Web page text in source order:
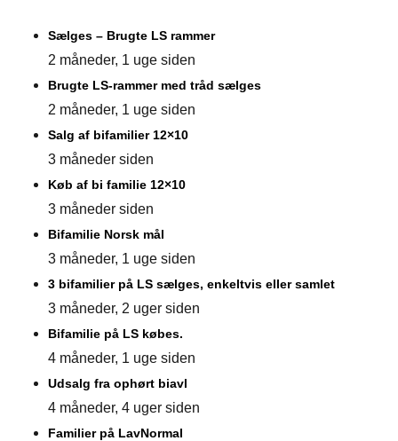
Sælges – Brugte LS rammer
2 måneder, 1 uge siden
Brugte LS-rammer med tråd sælges
2 måneder, 1 uge siden
Salg af bifamilier 12×10
3 måneder siden
Køb af bi familie 12×10
3 måneder siden
Bifamilie Norsk mål
3 måneder, 1 uge siden
3 bifamilier på LS sælges, enkeltvis eller samlet
3 måneder, 2 uger siden
Bifamilie på LS købes.
4 måneder, 1 uge siden
Udsalg fra ophørt biavl
4 måneder, 4 uger siden
Familier på LavNormal